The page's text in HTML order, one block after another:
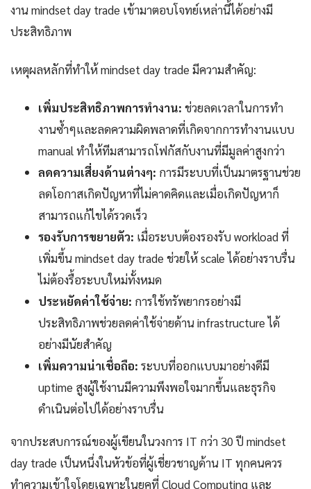
งาน mindset day trade เข้ามาตอบโจทย์เหล่านี้ได้อย่างมี
ประสิทธิภาพ
เหตุผลหลักที่ทำให้ mindset day trade มีความสำคัญ:
เพิ่มประสิทธิภาพการทำงาน: ช่วยลดเวลาในการทำ
งานซ้ำๆและลดความผิดพลาดที่เกิดจากการทำงานแบบ
manual ทำให้ทีมสามารถโฟกัสกับงานที่มีมูลค่าสูงกว่า
ลดความเสี่ยงด้านต่างๆ: การมีระบบที่เป็นมาตรฐานช่วย
ลดโอกาสเกิดปัญหาที่ไม่คาดคิดและเมื่อเกิดปัญหาก็
สามารถแก้ไขได้รวดเร็ว
รองรับการขยายตัว: เมื่อระบบต้องรองรับ workload ที่
เพิ่มขึ้น mindset day trade ช่วยให้ scale ได้อย่างราบรื่น
ไม่ต้องรื้อระบบใหม่ทั้งหมด
ประหยัดค่าใช้จ่าย: การใช้ทรัพยากรอย่างมี
ประสิทธิภาพช่วยลดค่าใช้จ่ายด้าน infrastructure ได้
อย่างมีนัยสำคัญ
เพิ่มความน่าเชื่อถือ: ระบบที่ออกแบบมาอย่างดีมี
uptime สูงผู้ใช้งานมีความพึงพอใจมากขึ้นและธุรกิจ
ดำเนินต่อไปได้อย่างราบรื่น
จากประสบการณ์ของผู้เขียนในวงการ IT กว่า 30 ปี mindset
day trade เป็นหนึ่งในหัวข้อที่ผู้เชี่ยวชาญด้าน IT ทุกคนควร
ทำความเข้าใจโดยเฉพาะในยุคที่ Cloud Computing และ